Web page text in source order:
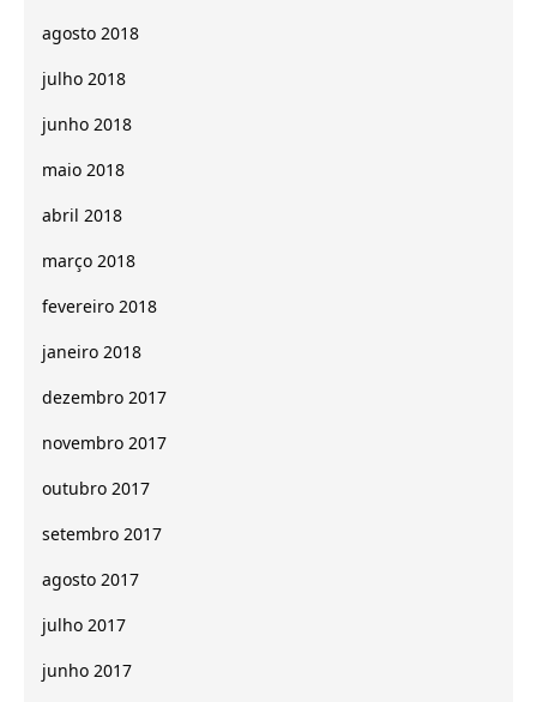
agosto 2018
julho 2018
junho 2018
maio 2018
abril 2018
março 2018
fevereiro 2018
janeiro 2018
dezembro 2017
novembro 2017
outubro 2017
setembro 2017
agosto 2017
julho 2017
junho 2017